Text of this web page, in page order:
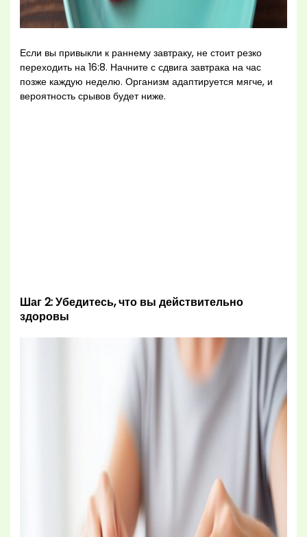
Если вы привыкли к раннему завтраку, не стоит резко
переходить на 16:8. Начните с сдвига завтрака на час
позже каждую неделю. Организм адаптируется мягче, и
вероятность срывов будет ниже.
Шаг 2: Убедитесь, что вы действительно
здоровы